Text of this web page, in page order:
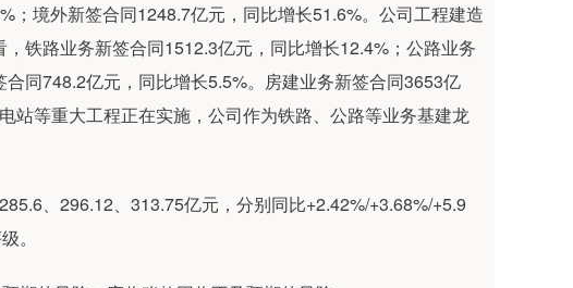
；境外新签合同1248.7亿元，同比增长51.6%。公司工程建造
铁路业务新签合同1512.3亿元，同比增长12.4%；公路业务
同748.2亿元，同比增长5.5%。房建业务新签合同3653亿
站等重大工程正在实施，公司作为铁路、公路等业务基建龙
、296.12、313.75亿元，分别同比+2.42%/+3.68%/+5.9
。